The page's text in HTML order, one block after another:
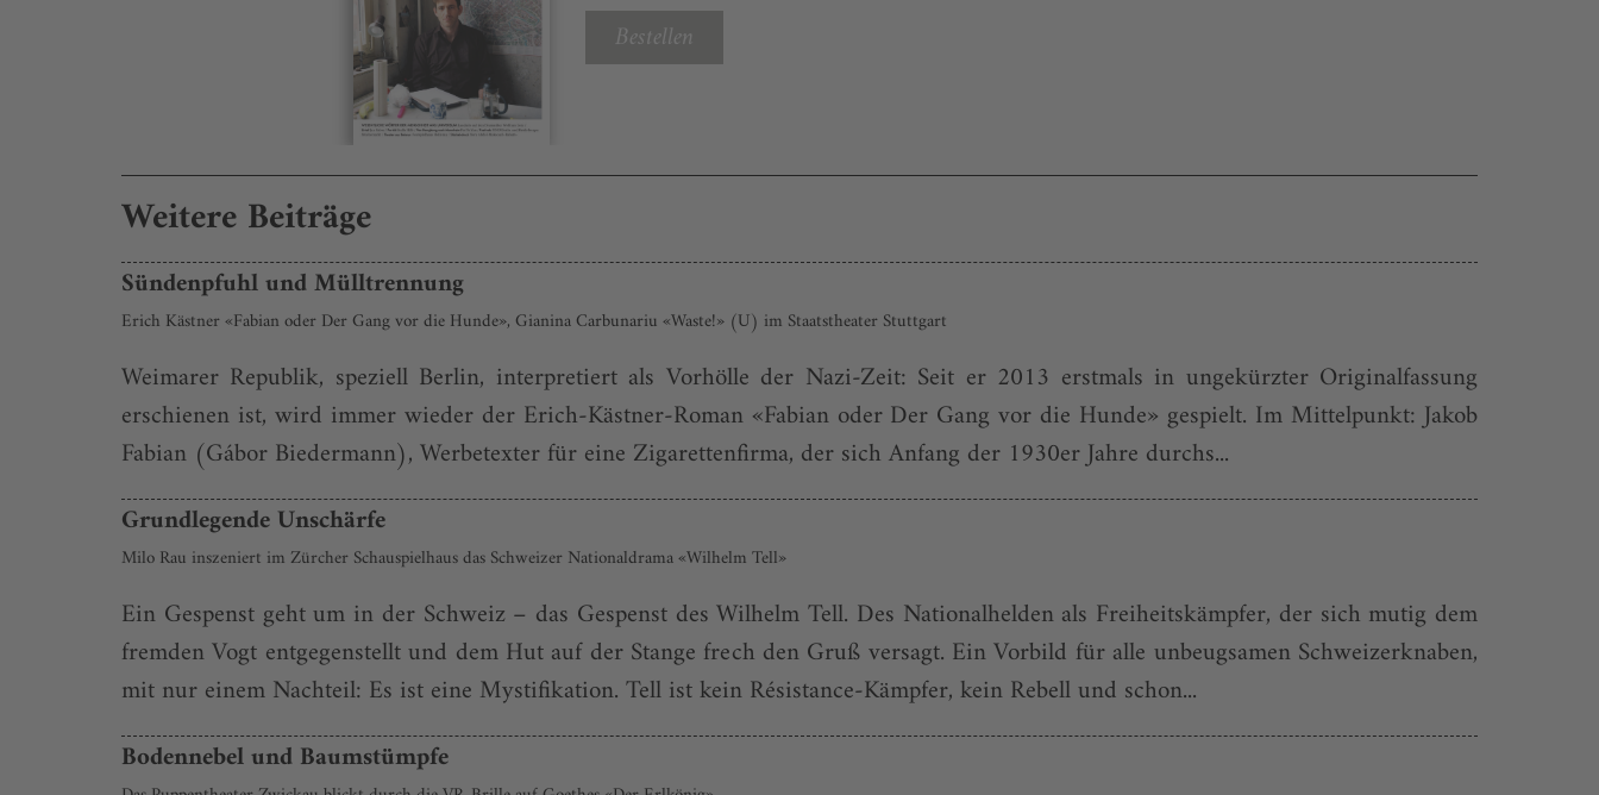
Bestellen
Weitere Beiträge
Sündenpfuhl und Mülltrennung
Erich Kästner «Fabian oder Der Gang vor die Hunde», Gianina Carbunariu «Waste!» (U) im Staatstheater Stuttgart
Weimarer Republik, speziell Berlin, interpretiert als Vorhölle der Nazi-Zeit: Seit er 2013 erstmals in ungekürzter Originalfassung
erschienen ist, wird immer wieder der Erich-Kästner-Roman «Fabian oder Der Gang vor die Hunde» gespielt. Im Mittelpunkt: Jakob
Fabian (Gábor Biedermann), Werbetexter für eine Zigarettenfirma, der sich Anfang der 1930er Jahre durchs...
Grundlegende Unschärfe
Milo Rau inszeniert im Zürcher Schauspielhaus das Schweizer Nationaldrama «Wilhelm Tell»
Ein Gespenst geht um in der Schweiz – das Gespenst des Wilhelm Tell. Des Nationalhelden als Freiheitskämpfer, der sich mutig dem
fremden Vogt entgegenstellt und dem Hut auf der Stange frech den Gruß versagt. Ein Vorbild für alle unbeugsamen Schweizerknaben,
mit nur einem Nachteil: Es ist eine Mystifikation. Tell ist kein Résistance-Kämpfer, kein Rebell und schon...
Bodennebel und Baumstümpfe